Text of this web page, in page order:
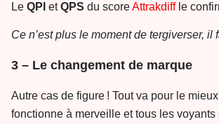
Le QPI etQPS du scoreAttrakdiffle
Ce n’est plus le moment de tergiverser, il
3 – Le changement de marque
Autre cas de figure ! Tout va pour le
fonctionne à merveille et tous les voyants